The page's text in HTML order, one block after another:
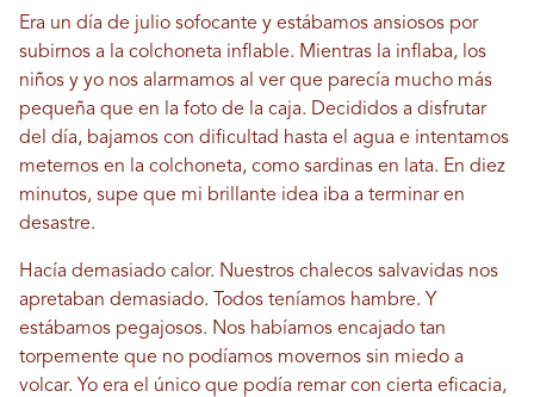
Era un día de julio sofocante y estábamos ansiosos por
subirnos a la colchoneta inflable. Mientras la inflaba, los
niños y yo nos alarmamos al ver que parecía mucho más
pequeña que en la foto de la caja. Decididos a disfrutar
del día, bajamos con dificultad hasta el agua e intentamos
meternos en la colchoneta, como sardinas en lata. En diez
minutos, supe que mi brillante idea iba a terminar en
desastre.
Hacía demasiado calor. Nuestros chalecos salvavidas nos
apretaban demasiado. Todos teníamos hambre. Y
estábamos pegajosos. Nos habíamos encajado tan
torpemente que no podíamos movernos sin miedo a
volcar. Yo era el único que podía remar con cierta eficacia,